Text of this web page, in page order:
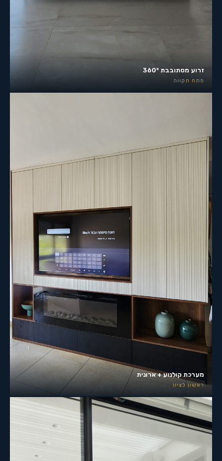
זרוע מסתובבת 360°
פתח תקווה
מערכת קולנוע + ארונית
ראשון לציון